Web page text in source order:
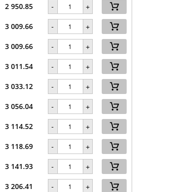
2 950.85 - +
3 009.66 - +
3 009.66 - +
3 011.54 - +
3 033.12 - +
3 056.04 - +
3 114.52 - +
3 118.69 - +
3 141.93 - +
3 206.41 - +